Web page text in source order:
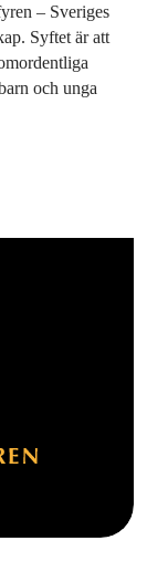
– Sveriges
Syftet är att
och unga